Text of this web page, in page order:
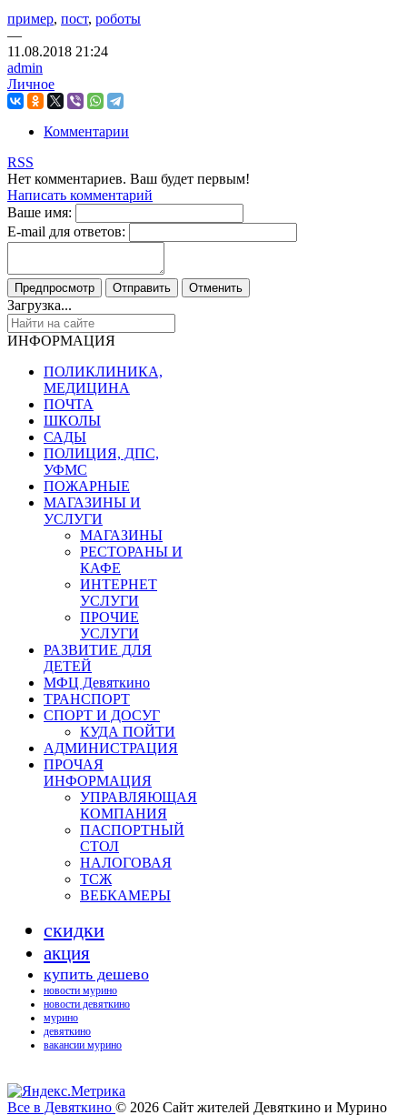
пример, пост, роботы
—
11.08.2018 21:24
admin
Личное
Комментарии
RSS
Нет комментариев. Ваш будет первым!
Написать комментарий
Ваше имя:
E-mail для ответов:
Загрузка...
ИНФОРМАЦИЯ
ПОЛИКЛИНИКА,
МЕДИЦИНА
ПОЧТА
ШКОЛЫ
САДЫ
ПОЛИЦИЯ, ДПС,
УФМС
ПОЖАРНЫЕ
МАГАЗИНЫ И
УСЛУГИ
МАГАЗИНЫ
РЕСТОРАНЫ И
КАФЕ
ИНТЕРНЕТ
УСЛУГИ
ПРОЧИЕ
УСЛУГИ
РАЗВИТИЕ ДЛЯ
ДЕТЕЙ
МФЦ Девяткино
ТРАНСПОРТ
СПОРТ И ДОСУГ
КУДА ПОЙТИ
АДМИНИСТРАЦИЯ
ПРОЧАЯ
ИНФОРМАЦИЯ
УПРАВЛЯЮЩАЯ
КОМПАНИЯ
ПАСПОРТНЫЙ
СТОЛ
НАЛОГОВАЯ
ТСЖ
ВЕБКАМЕРЫ
скидки
акция
купить дешево
новости мурино
новости девяткино
мурино
девяткино
вакансии мурино
Все в Девяткино © 2026 Сайт жителей Девяткино и Мурино